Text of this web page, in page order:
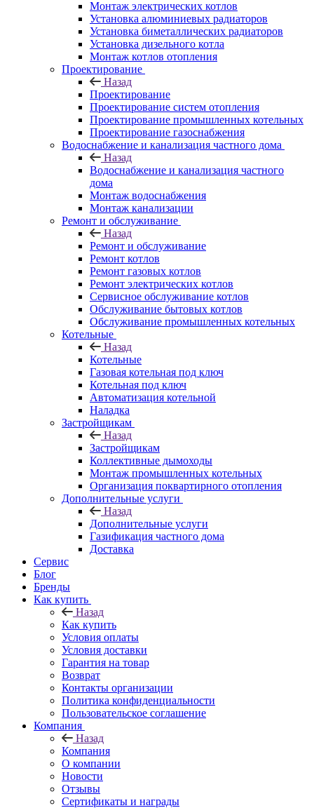
Монтаж электрических котлов
Установка алюминиевых радиаторов
Установка биметаллических радиаторов
Установка дизельного котла
Монтаж котлов отопления
Проектирование
Назад
Проектирование
Проектирование систем отопления
Проектирование промышленных котельных
Проектирование газоснабжения
Водоснабжение и канализация частного дома
Назад
Водоснабжение и канализация частного
дома
Монтаж водоснабжения
Монтаж канализации
Ремонт и обслуживание
Назад
Ремонт и обслуживание
Ремонт котлов
Ремонт газовых котлов
Ремонт электрических котлов
Сервисное обслуживание котлов
Обслуживание бытовых котлов
Обслуживание промышленных котельных
Котельные
Назад
Котельные
Газовая котельная под ключ
Котельная под ключ
Автоматизация котельной
Наладка
Застройщикам
Назад
Застройщикам
Коллективные дымоходы
Монтаж промышленных котельных
Организация поквартирного отопления
Дополнительные услуги
Назад
Дополнительные услуги
Газификация частного дома
Доставка
Сервис
Блог
Бренды
Как купить
Назад
Как купить
Условия оплаты
Условия доставки
Гарантия на товар
Возврат
Контакты организации
Политика конфиденциальности
Пользовательское соглашение
Компания
Назад
Компания
О компании
Новости
Отзывы
Сертификаты и награды